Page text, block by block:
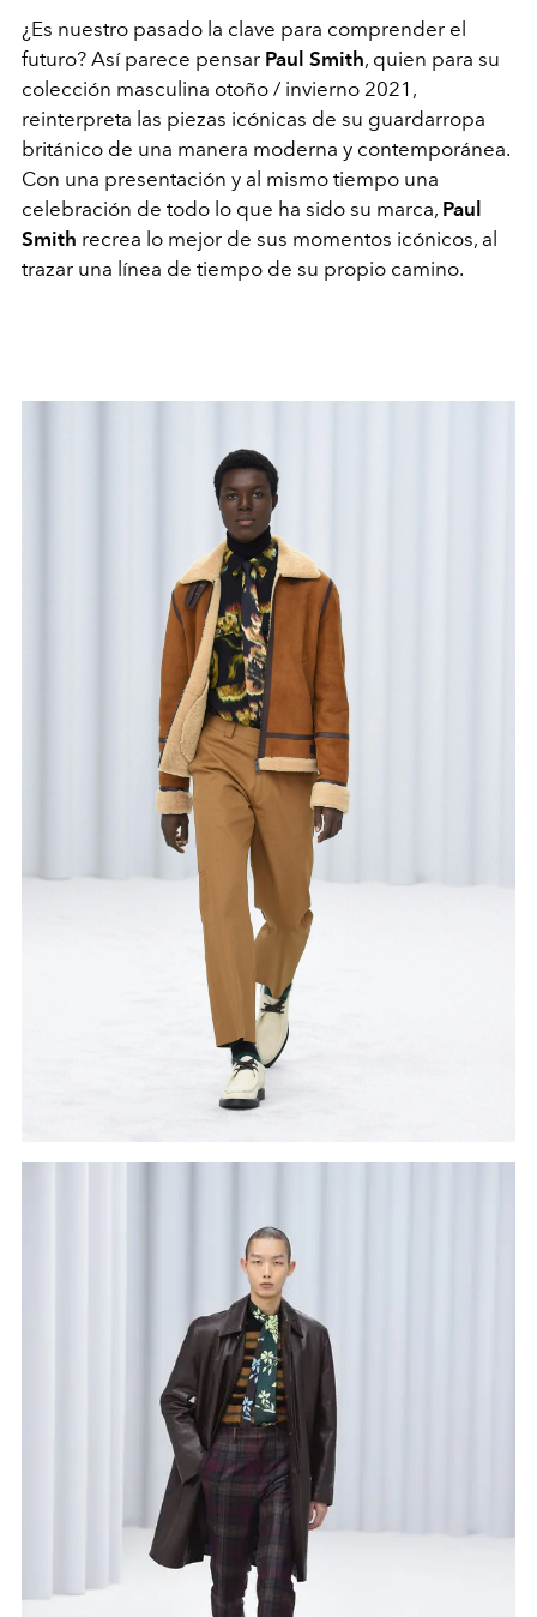
¿Es nuestro pasado la clave para comprender el
futuro? Así parece pensar Paul Smith, quien para su
colección masculina otoño / invierno 2021,
reinterpreta las piezas icónicas de su guardarropa
británico de una manera moderna y contemporánea.
Con una presentación y al mismo tiempo una
celebración de todo lo que ha sido su marca, Paul
Smith recrea lo mejor de sus momentos icónicos, al
trazar una línea de tiempo de su propio camino.